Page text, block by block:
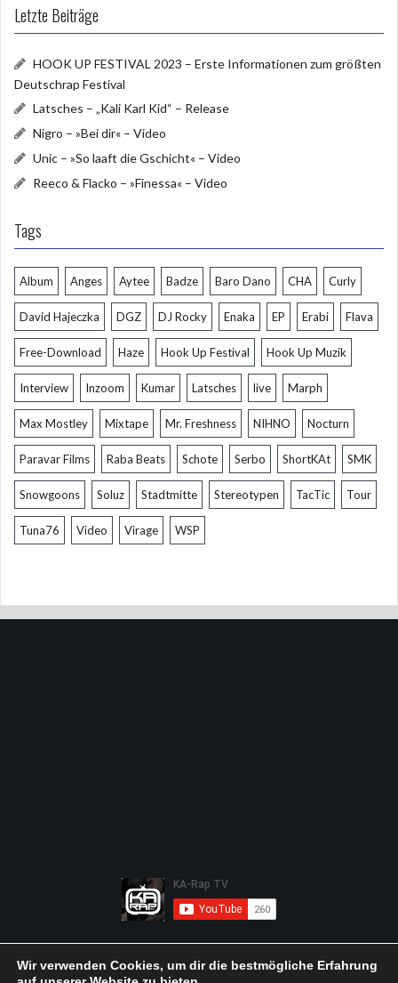
e
o
o
k
itt
u
b
e
Letzte Beiträge
HOOK UP FESTIVAL 2023 – Erste Informationen zum größten
Deutschrap Festival
Latsches – „Kali Karl Kid“ – Release
Nigro – »Bei dir« – Video
Unic – »So laaft die Gschicht« – Video
Reeco & Flacko – »Finessa« – Video
Tags
Album Anges Aytee Badze Baro Dano CHA Curly
David Hajeczka DGZ DJ Rocky Enaka EP Erabi Flava
Free-Download Haze Hook Up Festival Hook Up Muzik
Interview Inzoom Kumar Latsches live Marph
Max Mostley Mixtape Mr. Freshness NIHNO Nocturn
Paravar Films Raba Beats Schote Serbo ShortKAt SMK
Snowgoons Soluz Stadtmitte Stereotypen TacTic Tour
Tuna76 Video Virage WSP
Wir verwenden Cookies, um dir die bestmögliche Erfahrung